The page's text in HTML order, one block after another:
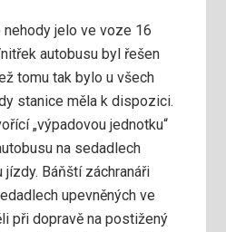
nehody jelo ve voze 16
autobusu byl řešen
tomu tak bylo u všech
stanice měla k dispozici.
„výpadovou jednotku“
na sedadlech
jízdy. Báňští záchranáři
upevněných ve
při dopravě na postižený